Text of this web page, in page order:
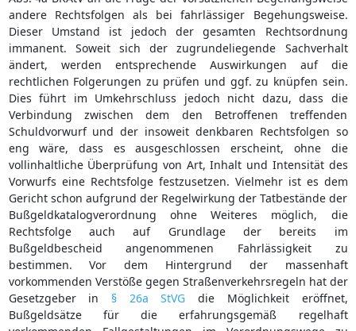
andere Rechtsfolgen als bei fahrlässiger Begehungsweise.
Dieser Umstand ist jedoch der gesamten Rechtsordnung
immanent. Soweit sich der zugrundeliegende Sachverhalt
ändert, werden entsprechende Auswirkungen auf die
rechtlichen Folgerungen zu prüfen und ggf. zu knüpfen sein.
Dies führt im Umkehrschluss jedoch nicht dazu, dass die
Verbindung zwischen dem den Betroffenen treffenden
Schuldvorwurf und der insoweit denkbaren Rechtsfolgen so
eng wäre, dass es ausgeschlossen erscheint, ohne die
vollinhaltliche Überprüfung von Art, Inhalt und Intensität des
Vorwurfs eine Rechtsfolge festzusetzen. Vielmehr ist es dem
Gericht schon aufgrund der Regelwirkung der Tatbestände der
Bußgeldkatalogverordnung ohne Weiteres möglich, die
Rechtsfolge auch auf Grundlage der bereits im
Bußgeldbescheid angenommenen Fahrlässigkeit zu
bestimmen. Vor dem Hintergrund der massenhaft
vorkommenden Verstöße gegen Straßenverkehrsregeln hat der
Gesetzgeber in § 26a StVG die Möglichkeit eröffnet,
Bußgeldsätze für die erfahrungsgemäß regelhaft